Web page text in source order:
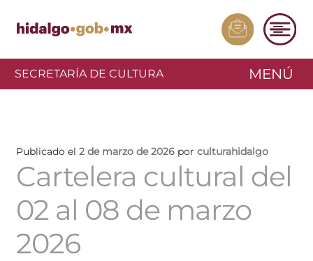
SECRETARÍA DE CULTURA MENÚ
Publicado el 2 de marzo de 2026 por culturahidalgo
Cartelera cultural del
02 al 08 de marzo
2026